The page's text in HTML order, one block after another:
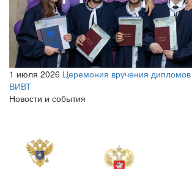
1 июля 2026 Церемония вручения
ВИВТ
Новости и события